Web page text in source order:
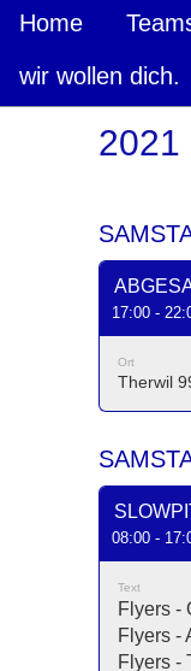
Home
wir wollen dich.
2021
17:00 -
Ort
Therwil
08:00 -
Text
Flyers -
Flyers -
Flyers -